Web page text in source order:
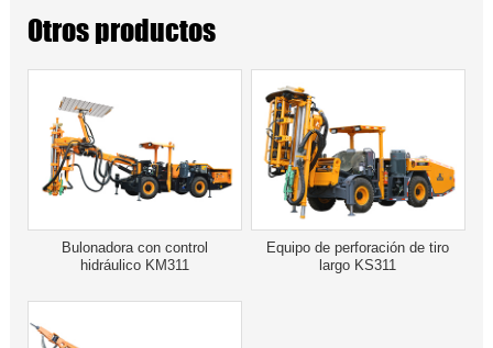
Otros productos
Bulonadora con control
hidráulico KM311
Equipo de perforación de tiro
largo KS311